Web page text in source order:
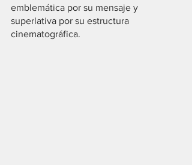
emblemática por su mensaje y
superlativa por su estructura
cinematográfica.